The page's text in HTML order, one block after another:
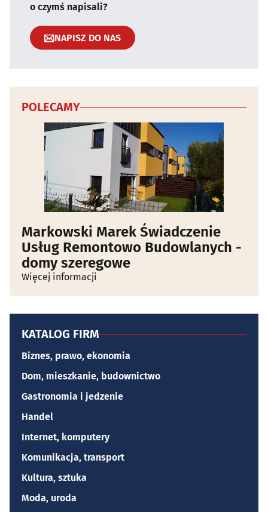
o czymś napisali?
NAPISZ DO NAS
POLECAMY
Markowski Marek Świadczenie
Usług Remontowo Budowlanych -
domy szeregowe
Więcej informacji
KATALOG FIRM
Biznes, prawo, ekonomia
Dom, mieszkanie, budownictwo
Gastronomia i jedzenie
Handel
Internet, komputery
Komunikacja, transport
Kultura, sztuka
Moda, uroda